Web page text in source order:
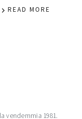
READ MORE
vendemmia 1981.